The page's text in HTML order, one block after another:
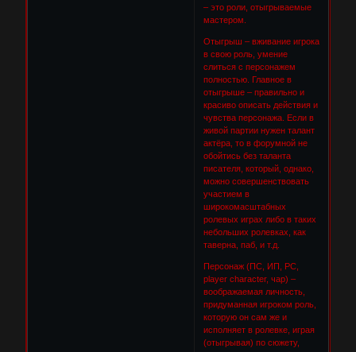
– это роли, отыгрываемые
мастером.
Отыгрыш – вживание игрока
в свою роль, умение
слиться с персонажем
полностью. Главное в
отыгрыше – правильно и
красиво описать действия и
чувства персонажа. Если в
живой партии нужен талант
актёра, то в форумной не
обойтись без таланта
писателя, который, однако,
можно совершенствовать
участием в
широкомасштабных
ролевых играх либо в таких
небольших ролевках, как
таверна, паб, и т.д.
Персонаж (ПС, ИП, PC,
player character, чар) –
воображаемая личность,
придуманная игроком роль,
которую он сам же и
исполняет в ролевке, играя
(отыгрывая) по сюжету,